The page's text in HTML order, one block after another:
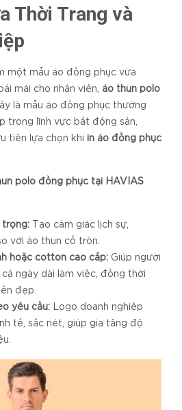
Thời Trang và
một mẫu áo đồng phục vừa
mái cho nhân viên, áo thun polo
là mẫu áo đồng phục thường
trong lĩnh vực bất động sản,
tiên lựa chọn khi
in áo đồng phục
polo đồng phục tại HAVIAS
trọng: Tạo cảm giác lịch sự,
với áo thun cổ tròn.
hoặc cotton cao cấp: Giúp người
ngày dài làm việc, đồng thời
đẹp.
yêu cầu: Logo doanh nghiệp
tế, sắc nét, giúp gia tăng độ